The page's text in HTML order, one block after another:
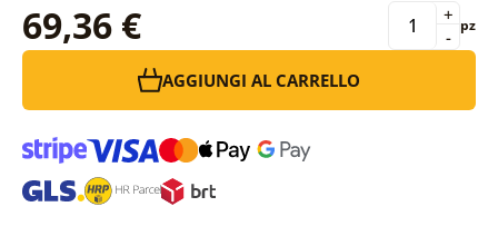
69,36 € -
+ pz
AGGIUNGI AL CARRELLO